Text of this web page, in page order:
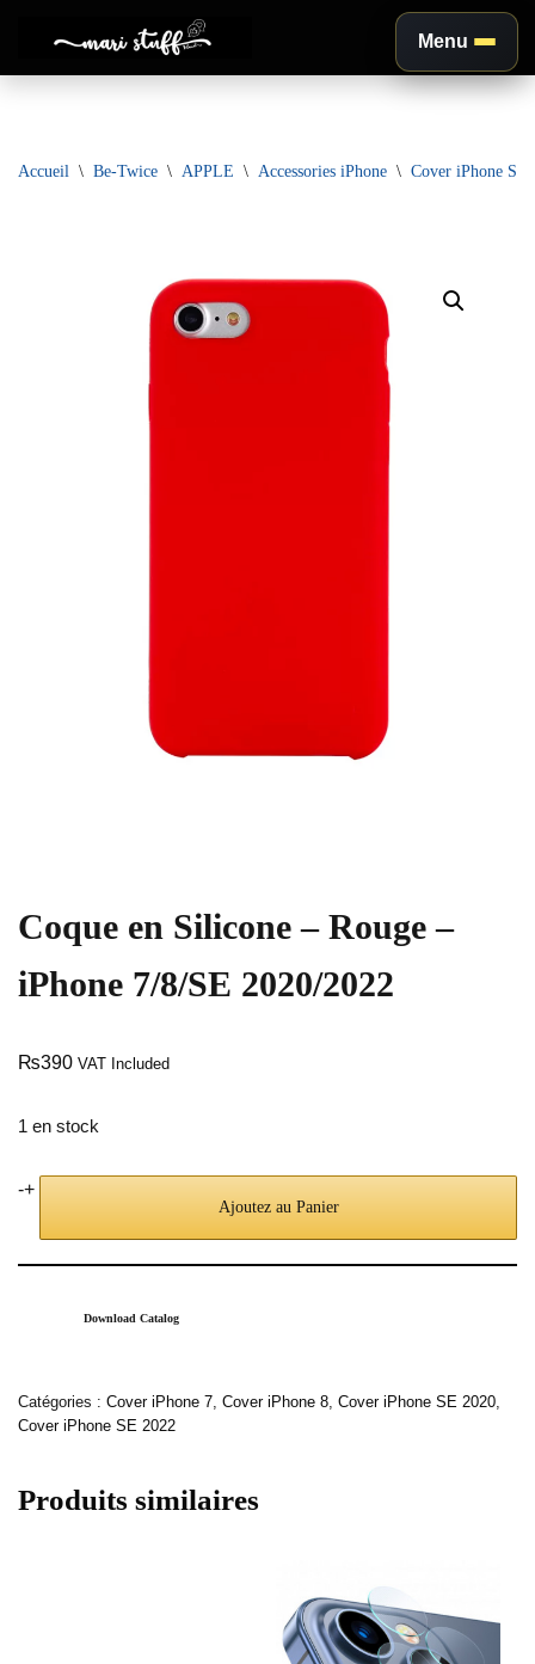
Aller
contenu
Menu
Accueil \ Be-Twice \ APPLE \ Accessories iPhone \ Cover iPhone SE
Coque en Silicone – Rouge –
iPhone 7/8/SE 2020/2022
₨390 VAT Included
1 en stock
-+
Ajoutez au Panier
Download Catalog
Catégories : Cover iPhone 7 Cover iPhone 8 Cover iPhone SE 2020
Cover iPhone SE 2022
Produits similaires